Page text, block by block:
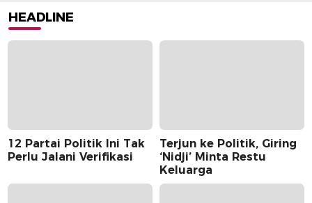
HEADLINE
12 Partai Politik Ini Tak
Perlu Jalani Verifikasi
Terjun ke Politik, Giring
‘Nidji’ Minta Restu
Keluarga